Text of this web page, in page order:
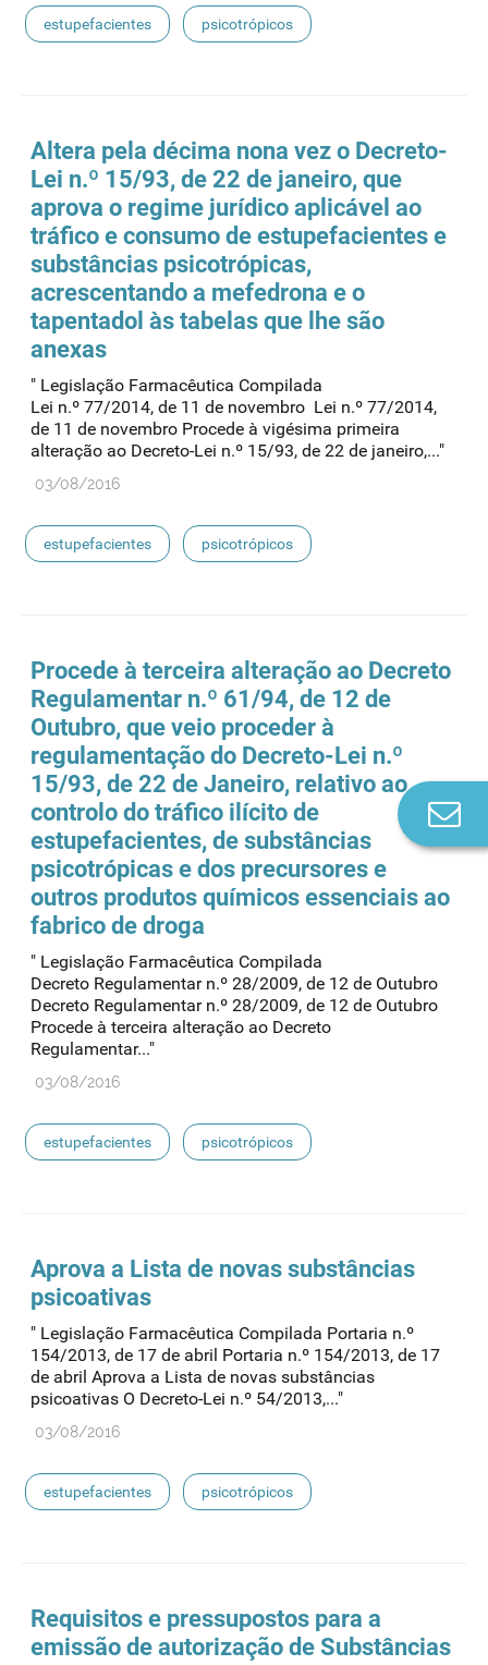
estupefacientes psicotrópicos
Altera pela décima nona vez o Decreto-
Lei n.º 15/93, de 22 de janeiro, que
aprova o regime jurídico aplicável ao
tráfico e consumo de estupefacientes e
substâncias psicotrópicas,
acrescentando a mefedrona e o
tapentadol às tabelas que lhe são
anexas
" Legislação Farmacêutica Compilada
Lei n.º 77/2014, de 11 de novembro Lei n.º 77/2014,
de 11 de novembro Procede à vigésima primeira
alteração ao Decreto-Lei n.º 15/93, de 22 de janeiro,..."
03/08/2016
estupefacientes psicotrópicos
Procede à terceira alteração ao Decreto
Regulamentar n.º 61/94, de 12 de
Outubro, que veio proceder à
regulamentação do Decreto-Lei n.º
15/93, de 22 de Janeiro, relativo ao
controlo do tráfico ilícito de
estupefacientes, de substâncias
psicotrópicas e dos precursores e
outros produtos químicos essenciais ao
fabrico de droga
" Legislação Farmacêutica Compilada
Decreto Regulamentar n.º 28/2009, de 12 de Outubro
Decreto Regulamentar n.º 28/2009, de 12 de Outubro
Procede à terceira alteração ao Decreto
Regulamentar..."
03/08/2016
estupefacientes psicotrópicos
Aprova a Lista de novas substâncias
psicoativas
" Legislação Farmacêutica Compilada Portaria n.º
154/2013, de 17 de abril Portaria n.º 154/2013, de 17
de abril Aprova a Lista de novas substâncias
psicoativas O Decreto-Lei n.º 54/2013,..."
03/08/2016
estupefacientes psicotrópicos
Requisitos e pressupostos para a
emissão de autorização de Substâncias